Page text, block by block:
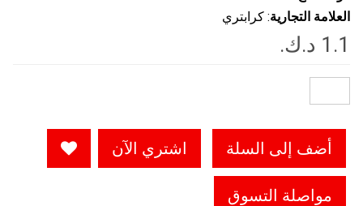
العلامة التجارية: كرابتري
أضف إلى السلة اشتري الآن
مواصلة التسوق